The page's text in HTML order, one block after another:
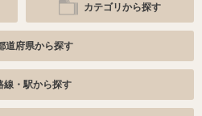
カテゴリから探す
道府県から探す
線・駅から探す